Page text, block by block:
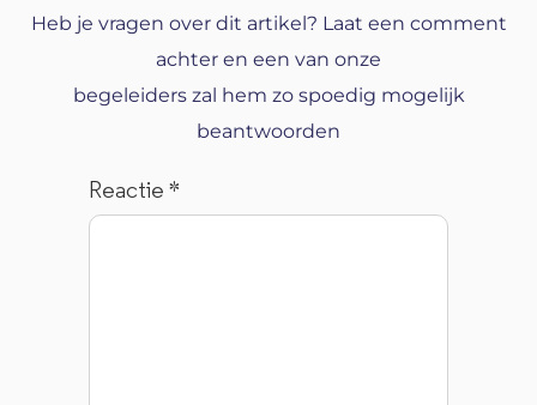
Heb je vragen over dit artikel? Laat een comment
achter en een van onze
begeleiders zal hem zo spoedig mogelijk
beantwoorden
Reactie*